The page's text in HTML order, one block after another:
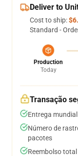
Deliver to
Cost to ship:
Standard -
Production
Today
Transação
Entrega
Número de
pacotes
Reembolso